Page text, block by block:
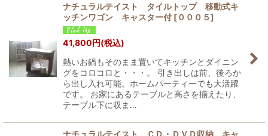
ナチュラルテイスト タイルトップ 移動式キ
ッチンワゴン キャスター付 [０００５]
41,800円(税込)
熱いお鍋もそのまま置いてキッチンとダイニン
グをコロコロと・・・。 引き出しは前、後ろか
ら出し入れ可能。ホームパーティーでも大活躍
です。 お家にあるテーブルと高さを揃えたり、
テーブル下に収ま…